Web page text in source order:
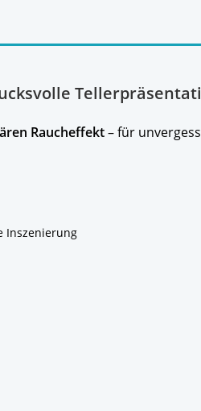
Raucheffekt– für
Inszenierung